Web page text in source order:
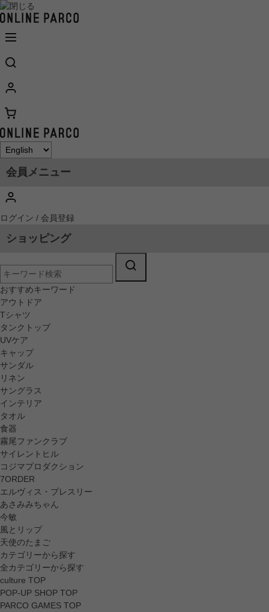
会員メニュー
ログイン / 会員登録
ショッピング
おすすめキーワード
アウトドア
Tシャツ
タンクトップ
UVケア
キャップ
サンダル
リネン
サングラス
インテリア
タオル
食器
霧尾ファンクラブ
サイレントヒル
コジマプロダクション
7ORDER
エルヴィス・プレスリー
あさみみちゃん
今敏
風とリップ
天使のたまご
カテゴリーから探す
全カテゴリーから探す
culture TOP
POP-UP SHOP TOP
PARCO GAMES TOP